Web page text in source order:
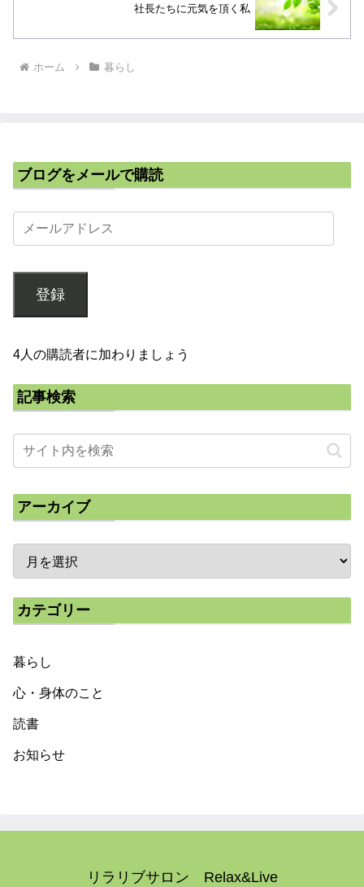
社長たちに元気を頂く私
ホーム 暮らし
ブログをメールで購読
登録
4人の購読者に加わりましょう
記事検索
アーカイブ
カテゴリー
暮らし
心・身体のこと
読書
お知らせ
リラリブサロン Relax&Live